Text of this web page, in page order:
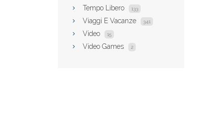
Tempo Libero 133
Viaggi E Vacanze 341
Video 15
Video Games 2